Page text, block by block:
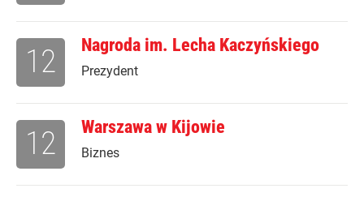
Nagroda im. Lecha Kaczyńskiego
Prezydent
12
Warszawa w Kijowie
Biznes
12